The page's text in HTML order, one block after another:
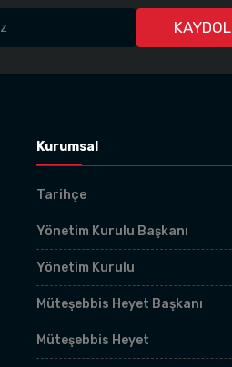
KAYDOL
Kurumsal
Tarihçe
Yönetim Kurulu Başkanı
Yönetim Kurulu
Müteşebbis Heyet Başkanı
Müteşebbis Heyet